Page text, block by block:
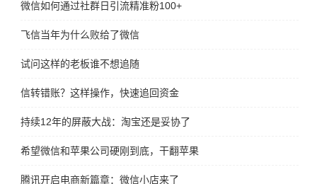
微信如何通过社群日引流精准粉100+
飞信当年为什么败给了微信
试问这样的老板谁不想追随
信转错账？这样操作，快速追回资金
持续12年的屏蔽大战：淘宝还是妥协了
希望微信和苹果公司硬刚到底，干翻苹果
腾讯开启电商新篇章：微信小店来了